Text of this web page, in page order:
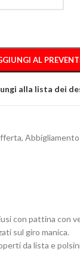
AL
alla lista dei
, Abbigliamento
con pattina con
sul giro manica.
da lista e